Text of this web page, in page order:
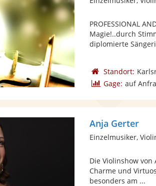
PROFESSIONAL
Magie!..durch
diplomierte
Standort:
Gage: auf
Anja Gerter
Einzelmusiker,
Die Violinshow
Charme und
besonders am ...